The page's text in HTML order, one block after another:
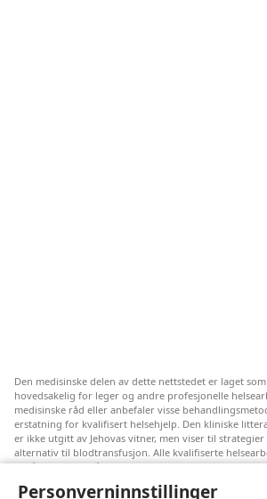
Personverninnstillinger
Den medisinske delen av dette nettstedet er laget
hovedsakelig for leger og andre profesjonelle
medisinske råd eller anbefaler visse
erstatning for kvalifisert helsehjelp. Den kliniske
er ikke utgitt av Jehovas vitner, men viser til
alternativ til blodtransfusjon. Alle kvalifiserte
for å følge med på ny informasjon, drøfte alternative
verdier og tro. Ikke alle strategiene som er nevnt,